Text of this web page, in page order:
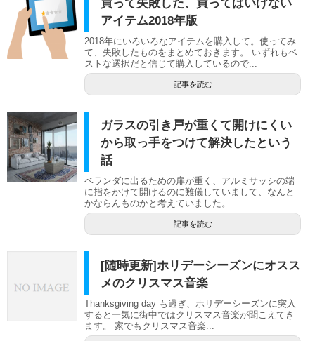
買って失敗した、買ってはいけない
アイテム2018年版
2018年にいろいろなアイテムを購入して。使ってみ
て、失敗したものをまとめておきます。 いずれもベ
ストな選択だと信じて購入しているので...
記事を読む
ガラスの引き戸が重くて開けにくい
から取っ手をつけて解決したという
話
ベランダに出るための扉が重く、アルミサッシの端
に指をかけて開けるのに難儀していまして、なんと
かならんものかと考えていました。 ...
記事を読む
[随時更新]ホリデーシーズンにオスス
メのクリスマス音楽
Thanksgiving day も過ぎ、ホリデーシーズンに突入
すると一気に街中ではクリスマス音楽が聞こえてき
ます。 家でもクリスマス音楽...